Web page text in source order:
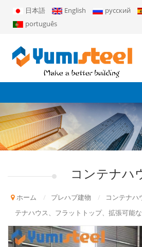
日本語 English русский
português
コンテナハ
ホーム / プレハブ建物 / コンテナハ
テナハウス、フラットトップ、拡張可能